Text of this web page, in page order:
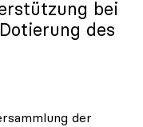
bei
des
der